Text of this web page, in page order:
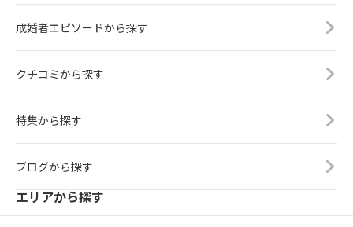
成婚者エピソードから探す
クチコミから探す
特集から探す
ブログから探す
エリアから探す